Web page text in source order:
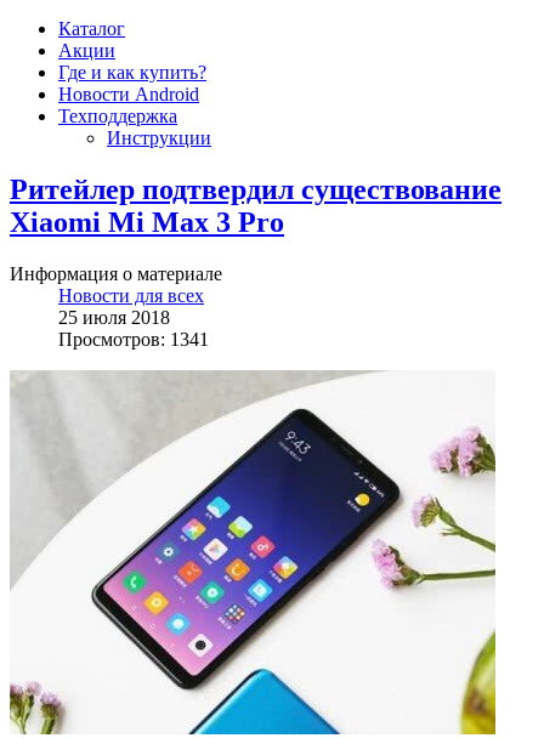
Каталог
Акции
Где и как купить?
Новости Android
Техподдержка
Инструкции
Ритейлер подтвердил существование
Xiaomi Mi Max 3 Pro
Информация о материале
Новости для всех
25 июля 2018
Просмотров: 1341